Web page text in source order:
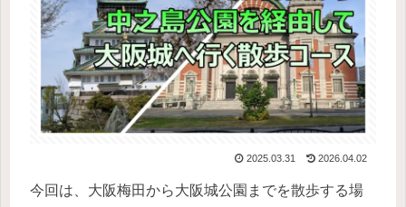
2025.03.31 2026.04.02
今回は、大阪梅田から大阪城公園までを散歩する場